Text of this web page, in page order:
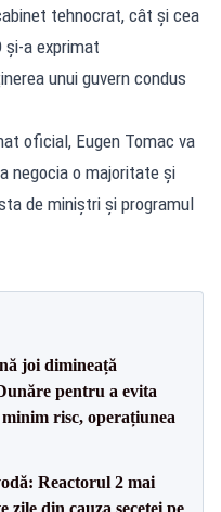
tehnocrat, cât și cea
și-a exprimat
unui guvern condus
oficial, Eugen Tomac va
negocia o majoritate și
de miniștri și programul
joi dimineață
pentru a evita
risc, operațiunea
Reactorul 2 mai
zile din cauza secetei pe